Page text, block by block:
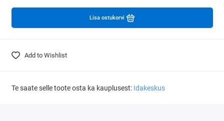
Lisa ostukorvi
Add to Wishlist
Te saate selle toote osta ka kauplusest: Idakeskus